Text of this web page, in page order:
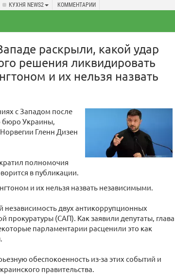
КУХНЯ NEWS2 КОММЕНТАРИИ
раскрыли, какой удар
решения ликвидировать
и их нельзя назвать
с Западом после
бюро Украины,
Гленн Дизен
полномочия
в публикации.
и их нельзя назвать независимыми.
двух антикоррупционных
(САП). Как заявили депутаты, глава
парламентарии расценили это как
обеспокоенность из-за этих событий и
правительства.